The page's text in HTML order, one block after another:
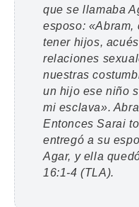
que se llamaba
esposo: «Abram,
tener hijos,
relaciones
nuestras
un hijo ese niño
mi esclava».
Entonces Sarai
entregó a su
Agar, y ella
16:1-4 (TLA).